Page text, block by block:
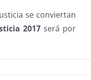
se conviertan
2017será por